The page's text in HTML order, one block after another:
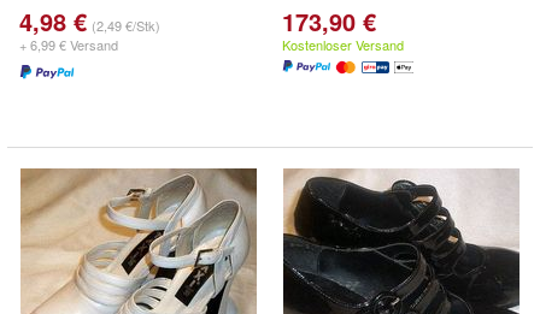
4,98 € (2,49 €/Stk)
+ 6,99 € Versand
173,90 €
Kostenloser Versand